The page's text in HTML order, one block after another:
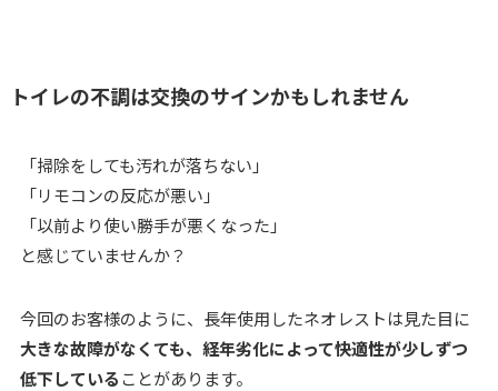
トイレの不調は交換のサインかもしれません
「掃除をしても汚れが落ちない」
「リモコンの反応が悪い」
「以前より使い勝手が悪くなった」
と感じていませんか？
今回のお客様のように、長年使用したネオレストは見た目に
大きな故障がなくても、経年劣化によって快適性が少しずつ
低下していることがあります。